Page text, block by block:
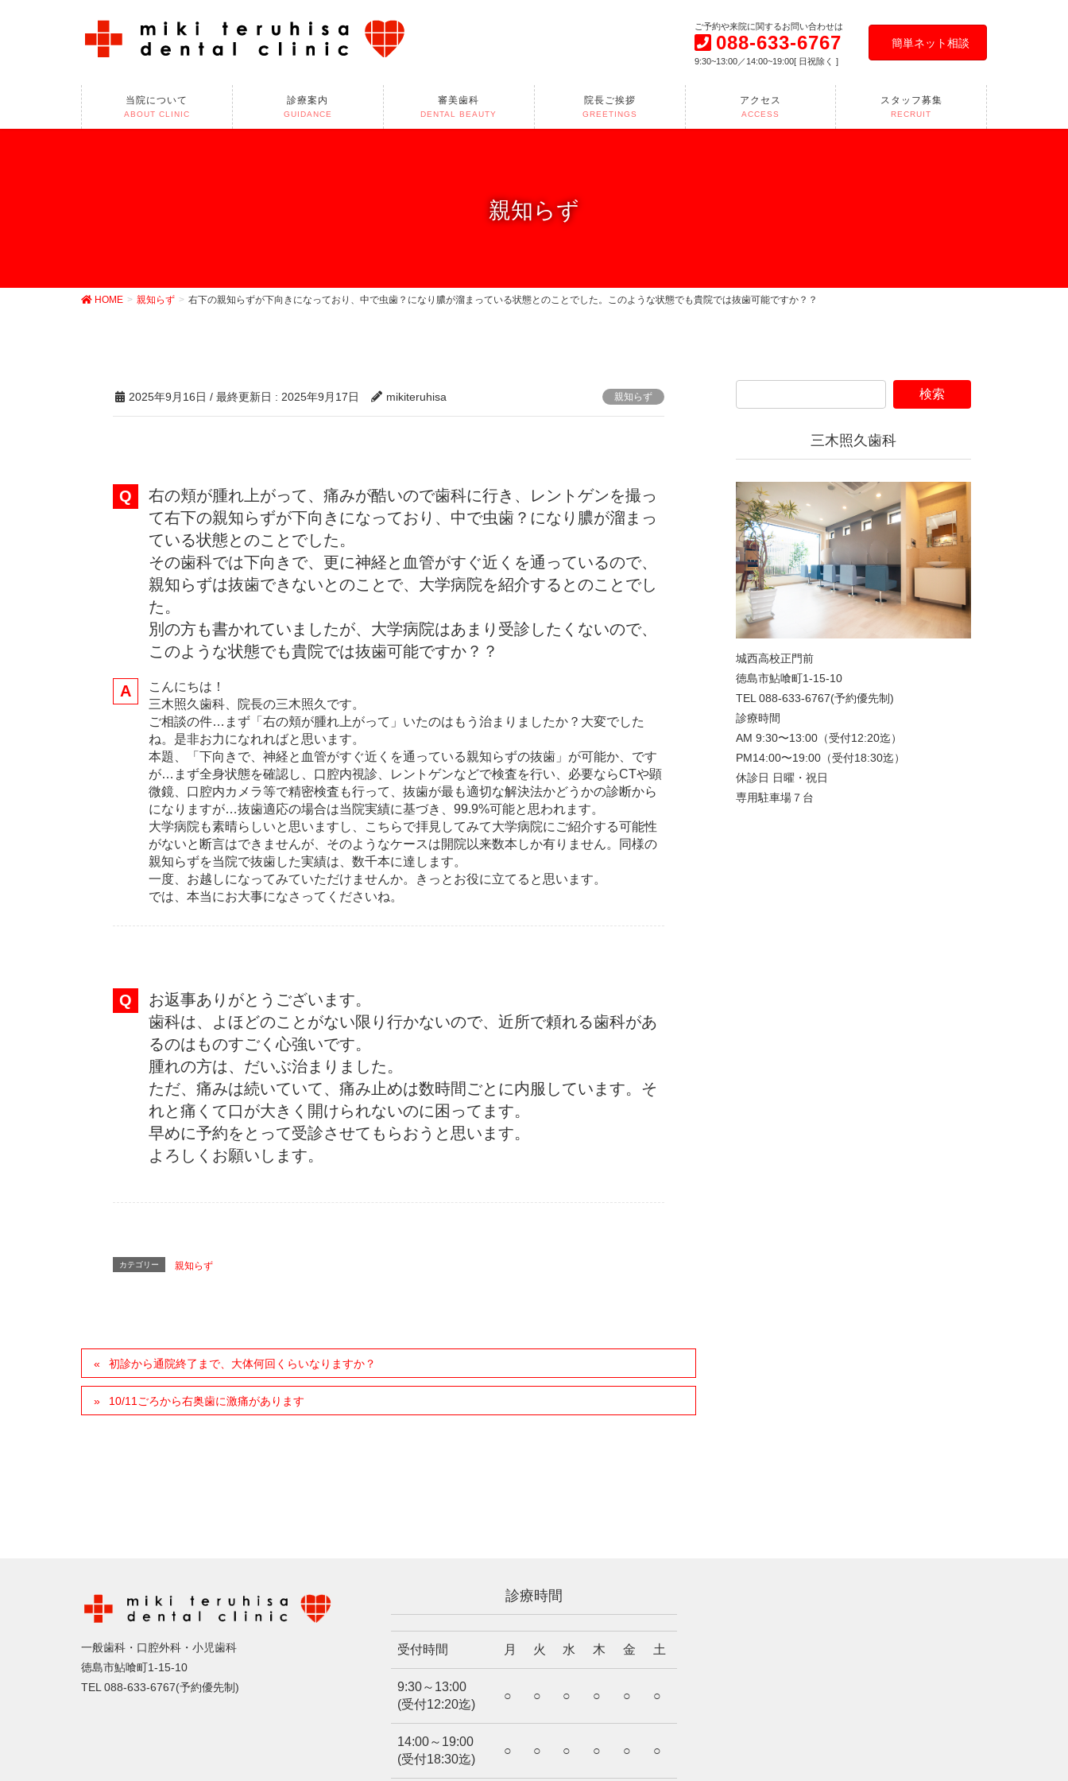
ご予約や来院に関するお問い合わせは
088-633-6767
9:30~13:00／14:00~19:00[ 日祝除く ]
簡単ネット相談
当院について
ABOUT CLINIC
診療案内
GUIDANCE
審美歯科
DENTAL BEAUTY
院長ご挨拶
GREETINGS
アクセス
ACCESS
スタッフ募集
RECRUIT
親知らず
HOME 親知らず 右下の親知らずが下向きになっており、中で虫歯？になり膿が溜まっている状態とのことでした。このような状態でも貴院では抜歯可能ですか？？
2025年9月16日 / 最終更新日 : 2025年9月17日 mikiteruhisa 親知らず
右の頬が腫れ上がって、痛みが酷いので歯科に行き、レントゲンを撮っ
て右下の親知らずが下向きになっており、中で虫歯？になり膿が溜まっ
ている状態とのことでした。
その歯科では下向きで、更に神経と血管がすぐ近くを通っているので、
親知らずは抜歯できないとのことで、大学病院を紹介するとのことでし
た。
別の方も書かれていましたが、大学病院はあまり受診したくないので、
このような状態でも貴院では抜歯可能ですか？？
こんにちは！
三木照久歯科、院長の三木照久です。
ご相談の件…まず「右の頬が腫れ上がって」いたのはもう治まりましたか？大変でした
ね。是非お力になれればと思います。
本題、「下向きで、神経と血管がすぐ近くを通っている親知らずの抜歯」が可能か、です
が…まず全身状態を確認し、口腔内視診、レントゲンなどで検査を行い、必要ならCTや顕
微鏡、口腔内カメラ等で精密検査も行って、抜歯が最も適切な解決法かどうかの診断から
になりますが…抜歯適応の場合は当院実績に基づき、99.9%可能と思われます。
大学病院も素晴らしいと思いますし、こちらで拝見してみて大学病院にご紹介する可能性
がないと断言はできませんが、そのようなケースは開院以来数本しか有りません。同様の
親知らずを当院で抜歯した実績は、数千本に達します。
一度、お越しになってみていただけませんか。きっとお役に立てると思います。
では、本当にお大事になさってくださいね。
お返事ありがとうございます。
歯科は、よほどのことがない限り行かないので、近所で頼れる歯科があ
るのはものすごく心強いです。
腫れの方は、だいぶ治まりました。
ただ、痛みは続いていて、痛み止めは数時間ごとに内服しています。そ
れと痛くて口が大きく開けられないのに困ってます。
早めに予約をとって受診させてもらおうと思います。
よろしくお願いします。
カテゴリー 親知らず
初診から通院終了まで、大体何回くらいなりますか？
10/11ごろから右奥歯に激痛があります
三木照久歯科
城西高校正門前
徳島市鮎喰町1-15-10
TEL 088-633-6767(予約優先制)
診療時間
AM 9:30〜13:00（受付12:20迄）
PM14:00〜19:00（受付18:30迄）
休診日 日曜・祝日
専用駐車場７台
一般歯科・口腔外科・小児歯科
徳島市鮎喰町1-15-10
TEL 088-633-6767(予約優先制)
診療時間
受付時間 月 火 水 木 金 土
9:30～13:00
(受付12:20迄)
○ ○ ○ ○ ○ ○
14:00～19:00
(受付18:30迄)
○ ○ ○ ○ ○ ○